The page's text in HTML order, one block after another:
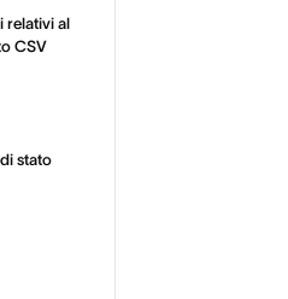
relativi al
CSV
stato